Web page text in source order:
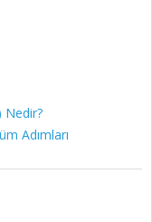
Nedir?
Adımları